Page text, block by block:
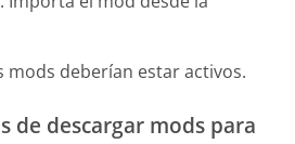
mods deberían estar activos.
de descargar mods para